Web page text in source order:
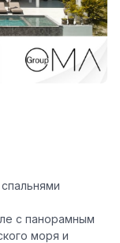
с панорамным
моря и